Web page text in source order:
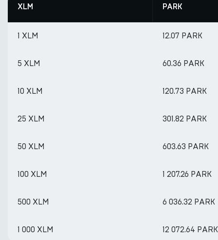
XLM PARK
1 XLM 12.07 PARK
5 XLM 60.36 PARK
10 XLM 120.73 PARK
25 XLM 301.82 PARK
50 XLM 603.63 PARK
100 XLM 1 207.26 PARK
500 XLM 6 036.32 PARK
1 000 XLM 12 072.64 PARK